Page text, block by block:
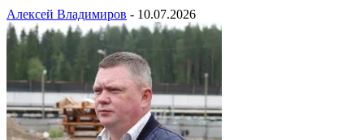
Алексей Владимиров - 10.07.2026